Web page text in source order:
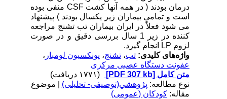
درمان بودند ( در همه آنها کشتCSFمنفی بوده
است و تمامی بیماران زیر یکسال بودند ) پیشنهاد
می شود فعلاً در ایران بیماران تب تشنج مراجعه
کننده در زیر 1 سال بررسی دقیق و در صورت
لزومLPانجام گیرد.
واژه‌های کلیدی:تب،تشنج،پونکسیون لومبار،
عفونت دستگاه عصبی مرکزی
متن کامل[PDF 307 kb]
نوع مطالعه:پژوهشي(توصیفی- تحلیلی) | موضوع
مقاله:کودکان (عمومی)